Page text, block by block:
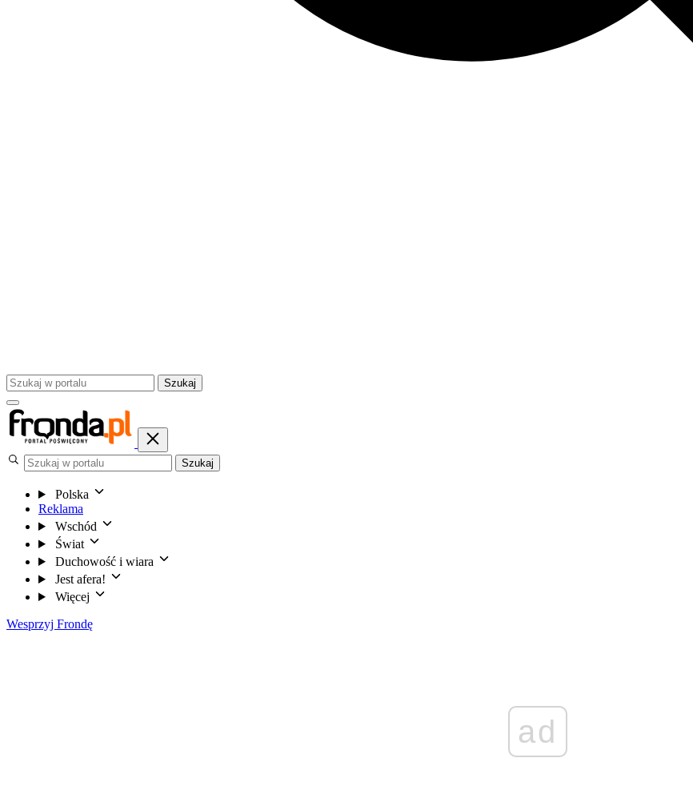
Szukaj
Szukaj
Polska
Reklama
Wschód
Świat
Duchowość i wiara
Jest afera!
Więcej
Wesprzyj Frondę
ad